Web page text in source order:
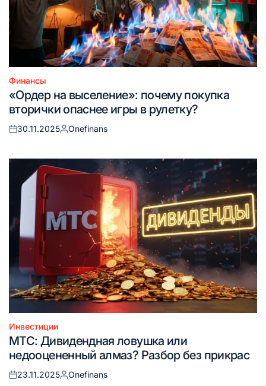
Опубликовано
в
Финансы
«Ордер на выселение»: почему покупка
вторички опаснее игры в рулетку?
Опубликовано
30.11.2025
Запись
Onefinans
Опубликовано
в
Инвестиции
МТС: Дивидендная ловушка или
недооцененный алмаз? Разбор без прикрас
Опубликовано
23.11.2025
Запись
Onefinans